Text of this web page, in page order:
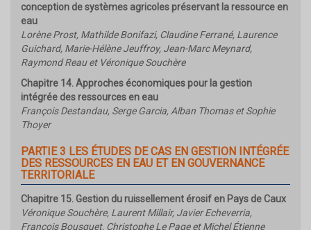
conception de systèmes agricoles préservant la ressource en
eau
Lorène Prost, Mathilde Bonifazi, Claudine Ferrané, Laurence
Guichard, Marie-Hélène Jeuffroy, Jean-Marc Meynard,
Raymond Reau et Véronique Souchère
Chapitre 14. Approches économiques pour la gestion
intégrée des ressources en eau
François Destandau, Serge Garcia, Alban Thomas et Sophie
Thoyer
PARTIE 3 LES ÉTUDES DE CAS EN GESTION INTÉGRÉE
DES RESSOURCES EN EAU ET EN GOUVERNANCE
TERRITORIALE
Chapitre 15. Gestion du ruissellement érosif en Pays de Caux
Véronique Souchère, Laurent Millair, Javier Echeverria,
François Bousquet, Christophe Le Page et Michel Étienne